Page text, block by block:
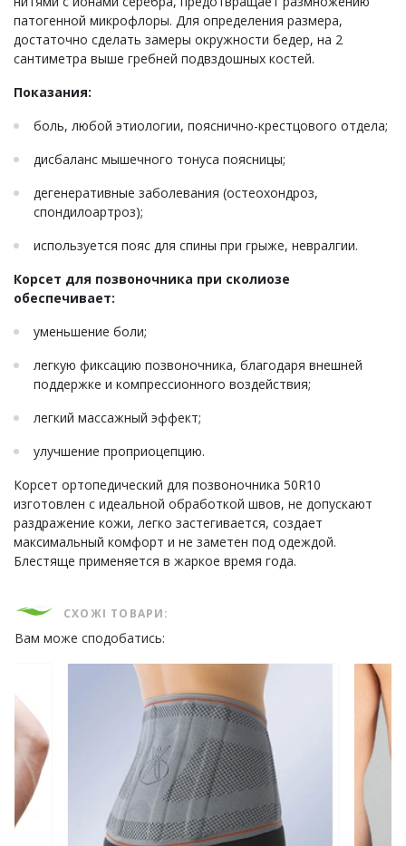
патогенной микрофлоры. Для определения размера,
достаточно сделать замеры окружности бедер, на 2
сантиметра выше гребней подвздошных костей.
Показания:
боль, любой этиологии, пояснично-крестцового отдела;
дисбаланс мышечного тонуса поясницы;
дегенеративные заболевания (остеохондроз,
спондилоартроз);
используется пояс для спины при грыже, невралгии.
Корсет для позвоночника при сколиозе
обеспечивает:
уменьшение боли;
легкую фиксацию позвоночника, благодаря внешней
поддержке и компрессионного воздействия;
легкий массажный эффект;
улучшение проприоцепцию.
Корсет ортопедический для позвоночника 50R10
изготовлен с идеальной обработкой швов, не допускают
раздражение кожи, легко застегивается, создает
максимальный комфорт и не заметен под одеждой.
Блестяще применяется в жаркое время года.
СХОЖІ ТОВАРИ:
Вам може сподобатись: